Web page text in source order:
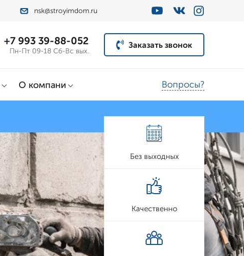
nsk@stroyimdom.ru
+7 993 39-88-052
Пн-Пт 09-18 Сб-Вс вых.
Заказать звонок
О компани Вопросы?
Без выходных
Качественно